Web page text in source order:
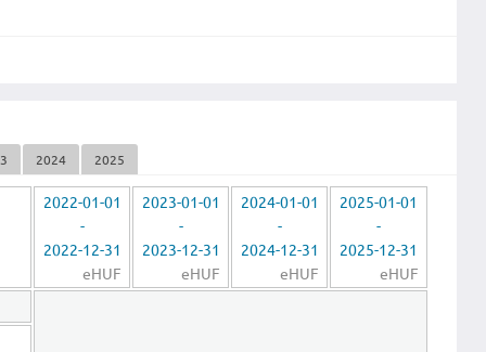
2024 2025
2022-01-01
-
2022-12-31
eHUF
2023-01-01
-
2023-12-31
eHUF
2024-01-01
-
2024-12-31
eHUF
2025-01-01
-
2025-12-31
eHUF